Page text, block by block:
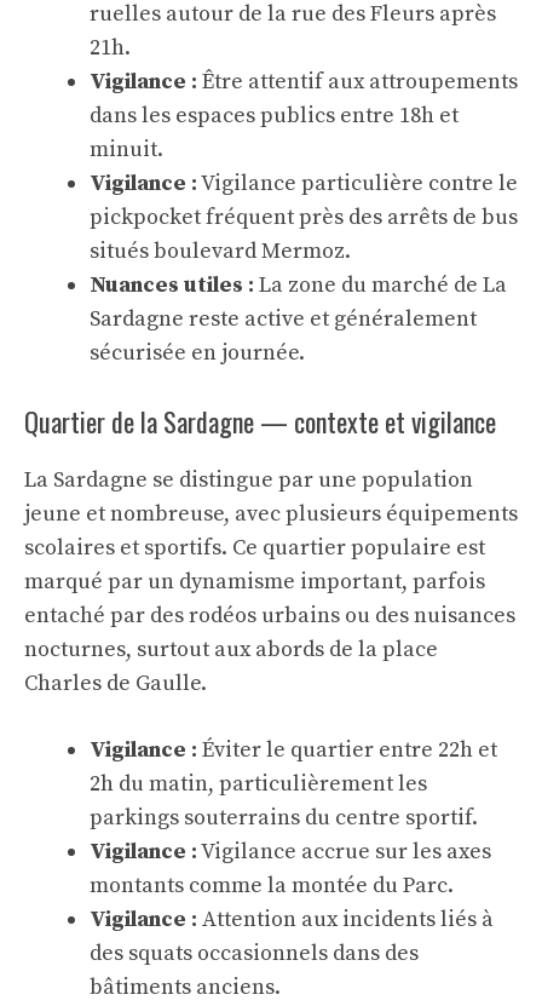
ruelles autour de la rue des Fleurs après
21h.
Vigilance : Être attentif aux attroupements
dans les espaces publics entre 18h et
minuit.
Vigilance :Vigilance particulière contre le
pickpocket fréquent près des arrêts de bus
situés boulevard Mermoz.
Nuances utiles : La zone du marché de La
Sardagne reste active et généralement
sécurisée en journée.
Quartier de la Sardagne — contexte et vigilance
La Sardagne se distingue par une population
jeune et nombreuse, avec plusieurs équipements
scolaires et sportifs. Ce quartier populaire est
marqué par un dynamisme important, parfois
entaché par des rodéos urbains ou des nuisances
nocturnes, surtout aux abords de la place
Charles de Gaulle.
Vigilance : Éviter le quartier entre 22h et
2h du matin, particulièrement les
parkings souterrains du centre sportif.
Vigilance :Vigilance accrue sur les axes
montants comme la montée du Parc.
Vigilance : Attention aux incidents liés à
des squats occasionnels dans des
bâtiments anciens.